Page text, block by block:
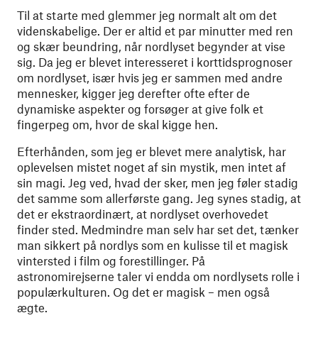
Til at starte med glemmer jeg normalt alt om det
videnskabelige. Der er altid et par minutter med ren
og skær beundring, når nordlyset begynder at vise
sig. Da jeg er blevet interesseret i korttidsprognoser
om nordlyset, især hvis jeg er sammen med andre
mennesker, kigger jeg derefter ofte efter de
dynamiske aspekter og forsøger at give folk et
fingerpeg om, hvor de skal kigge hen.
Efterhånden, som jeg er blevet mere analytisk, har
oplevelsen mistet noget af sin mystik, men intet af
sin magi. Jeg ved, hvad der sker, men jeg føler stadig
det samme som allerførste gang. Jeg synes stadig, at
det er ekstraordinært, at nordlyset overhovedet
finder sted. Medmindre man selv har set det, tænker
man sikkert på nordlys som en kulisse til et magisk
vintersted i film og forestillinger. På
astronomirejserne taler vi endda om nordlysets rolle i
populærkulturen. Og det er magisk – men også
ægte.